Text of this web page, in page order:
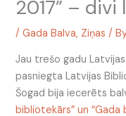
2017” – divi
/Gada Balva, Ziņas /
Jau trešo gadu
pasniegta Latvijas
Šogad bija iecerēts
bibliotekārs” un “Gada